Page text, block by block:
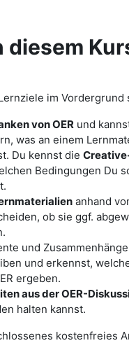
diesem
im Vordergrund
von OER und
was an einem
Du kennst die
Bedingungen Du
anhand
ob sie ggf.
und
und erkennst,
ergeben.
aus der OER-
halten kannst.
kostenfreies